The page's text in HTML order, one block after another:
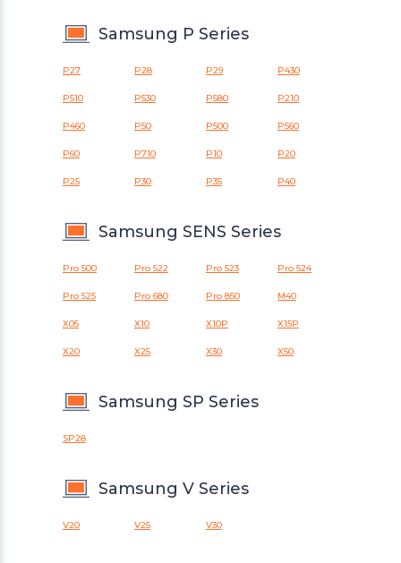
Samsung P Series
P27 P28 P29 P430
P510 P530 P580 P210
P460 P50 P500 P560
P60 P710 P10 P20
P25 P30 P35 P40
Samsung SENS Series
Pro 500 Pro 522 Pro 523 Pro 524
Pro 525 Pro 680 Pro 850 M40
X05 X10 X10P X15P
X20 X25 X30 X50
Samsung SP Series
SP28
Samsung V Series
V20 V25 V30